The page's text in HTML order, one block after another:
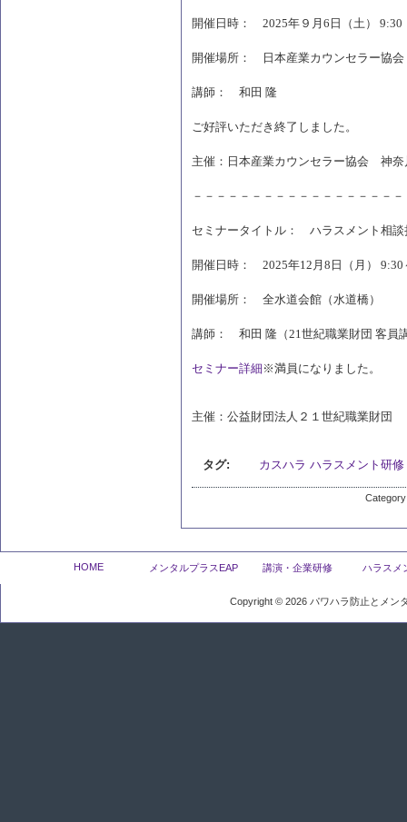
開催日時： 2025年９月6日（土） 9:30
開催場所： 日本産業カウンセラー協
講師： 和田 隆
ご好評いただき終了しました。
主催：日本産業カウンセラー協会 神奈
－－－－－－－－－－－－－－－－－
セミナータイトル： ハラスメント相
開催日時： 2025年12月8日（月） 9:30
開催場所： 全水道会館（水道橋）
講師： 和田 隆（21世紀職業財団 客員
セミナー詳細 ※満員になりました。
主催：公益財団法人２１世紀職業財団
タグ: カスハラ ハラスメント研修
HOME メンタルプラスEAP 講演・企業研修 ハラスメ
Copyright © 2026 パワハラ防止とメン